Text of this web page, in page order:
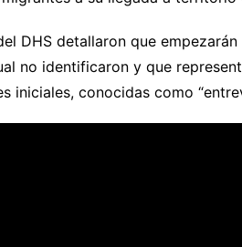
DHS detallaron que
no identificaron y que
iniciales, conocidas como